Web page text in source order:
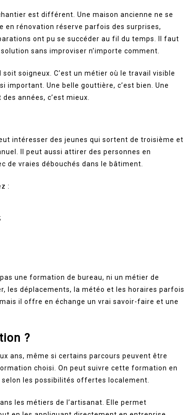
est différent. Une maison ancienne ne se
rénovation réserve parfois des surprises,
ont pu se succéder au fil du temps. Il faut
sans improviser n’importe comment.
soigneux. C’est un métier où le travail visible
Une belle gouttière, c’est bien. Une
années, c’est mieux.
intéresser des jeunes qui sortent de troisième et
Il peut aussi attirer des personnes en
de vraies débouchés dans le bâtiment.
:
une formation de bureau, ni un métier de
les déplacements, la météo et les horaires parfois
il offre en échange un vrai savoir-faire et une
?
ans, même si certains parcours peuvent être
choisi. On peut suivre cette formation en
les possibilités offertes localement.
les métiers de l’artisanat. Elle permet